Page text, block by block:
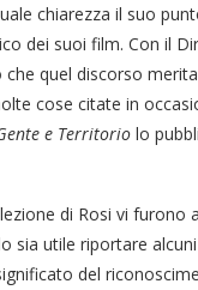
chiarezza il suo
dei suoi film. Con il
quel discorso
cose citate in
e Territorio lo
di Rosi vi furono
sia utile riportare
del